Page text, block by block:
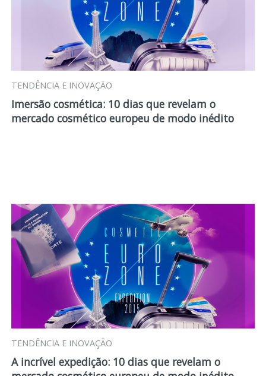
TENDÊNCIA E INOVAÇÃO
Imersão cosmética: 10 dias que revelam o
mercado cosmético europeu de modo inédito
TENDÊNCIA E INOVAÇÃO
A incrível expedição: 10 dias que revelam o